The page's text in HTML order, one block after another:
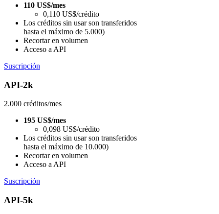
110 US$/mes
0,110 US$/crédito
Los créditos sin usar son transferidos
hasta el máximo de 5.000)
Recortar en volumen
Acceso a API
Suscripción
API-2k
2.000 créditos/mes
195 US$/mes
0,098 US$/crédito
Los créditos sin usar son transferidos
hasta el máximo de 10.000)
Recortar en volumen
Acceso a API
Suscripción
API-5k